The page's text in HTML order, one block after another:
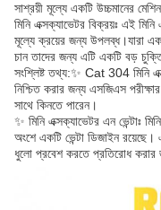
সাশ্রয়ী মূল্যে একটি উচ্চমানের
মিনি এক্সক্যাভেটর বিক্রয়ঃ এই
মূল্যে ক্রয়ের জন্য উপলব্ধ।যারা
চান তাদের জন্য এটি একটি বড়
সংশ্লিষ্ট তথ্য:✨ Cat 304 মিনি
নিশ্চিত করার জন্য এসজিএস
সাথে কিনতে পারেন।
✨ মিনি এক্সক্যাভেটর এন ভেন্টাঃ
অংশে একটি ভেন্টা ডিজাইন
ধুলো প্রবেশ করতে প্রতিরোধ করার